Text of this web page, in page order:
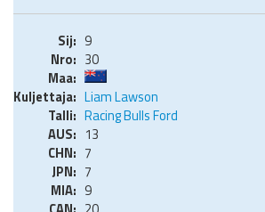
9
30
Liam Lawson
Racing Bulls Ford
13
7
7
9